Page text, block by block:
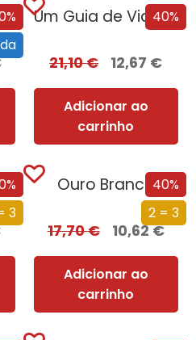
Temos um Encontro (Outra Vez) – Edição com EDGES 40%
Um Guia de Viagem Pela Idade Média
21,10€ 12,67 €
Adicionar ao
carrinho
3
Reis
40%
2 = 3
Ouro Branco
17,70€ 10,62€
Adicionar ao
carrinho